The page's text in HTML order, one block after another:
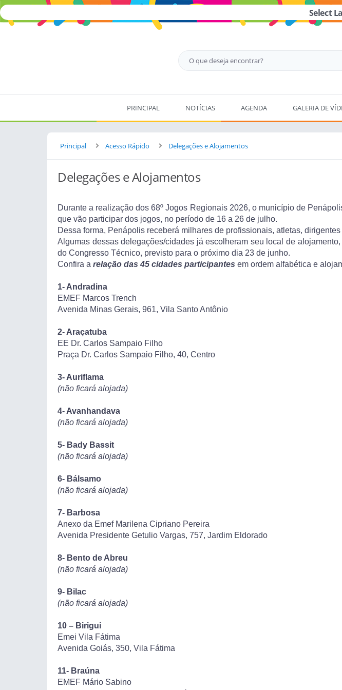
Select
PRINCIPAL NOTÍCIAS AGENDA GALERIA DE
Principal Acesso Rápido Delegações e Alojamentos
Delegações e Alojamentos
Durante a realização dos 68º Jogos Regionais 2026, o município de
que vão participar dos jogos, no período de 16 a 26 de julho.
Dessa forma, Penápolis receberá milhares de profissionais, atletas,
Algumas dessas delegações/cidades já escolheram seu local de
do Congresso Técnico, previsto para o próximo dia 23 de junho.
Confira a relação das 45 cidades participantes em ordem alfabética e
1- Andradina
EMEF Marcos Trench
Avenida Minas Gerais, 961, Vila Santo Antônio
2- Araçatuba
EE Dr. Carlos Sampaio Filho
Praça Dr. Carlos Sampaio Filho, 40, Centro
3- Auriflama
(não ficará alojada)
4- Avanhandava
(não ficará alojada)
5- Bady Bassit
(não ficará alojada)
6- Bálsamo
(não ficará alojada)
7- Barbosa
Anexo da Emef Marilena Cipriano Pereira
Avenida Presidente Getulio Vargas, 757, Jardim Eldorado
8- Bento de Abreu
(não ficará alojada)
9- Bilac
(não ficará alojada)
10 – Birigui
Emei Vila Fátima
Avenida Goiás, 350, Vila Fátima
11- Braúna
EMEF Mário Sabino